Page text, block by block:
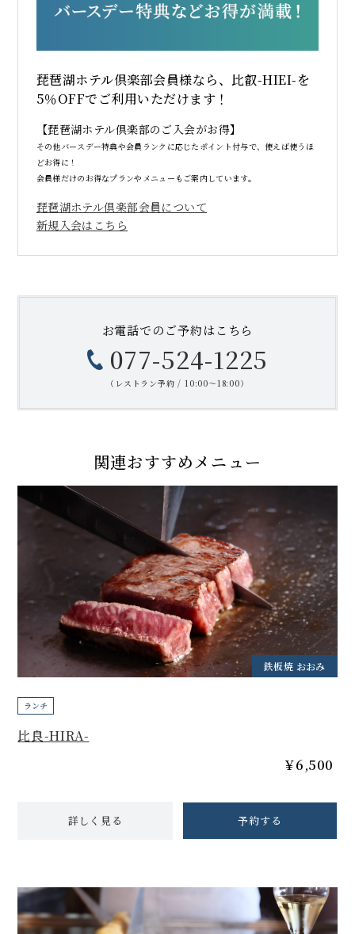
琵琶湖ホテル倶楽部会員様なら、比叡-HIEI-を
5％OFFでご利用いただけます！
【琵琶湖ホテル倶楽部のご入会がお得】
その他バースデー特典や会員ランクに応じたポイント付与で、使えば使うほ
どお得に！
会員様だけのお得なプランやメニューもご案内しています。
琵琶湖ホテル倶楽部会員について
新規入会はこちら
お電話でのご予約はこちら
077-524-1225
（レストラン予約 / 10:00〜18:00）
関連おすすめメニュー
鉄板焼 おおみ
ランチ
比良-HIRA-
￥6,500
詳しく見る 予約する